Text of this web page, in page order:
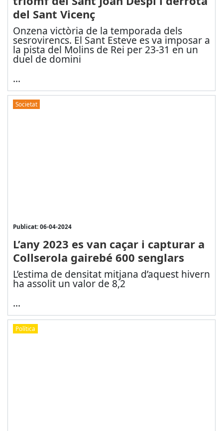
del Sant Vicenç
Onzena victòria de la temporada dels
sesrovirencs. El Sant Esteve es va imposar a
la pista del Molins de Rei per 23-31 en un
duel de domini
...
Societat
Publicat: 06-04-2024
L’any 2023 es van caçar i capturar a
Collserola gairebé 600 senglars
L’estima de densitat mitjana d’aquest hivern
ha assolit un valor de 8,2
...
Política